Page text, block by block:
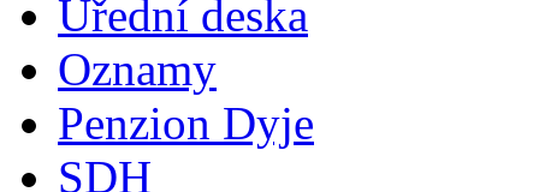
Úřední deska
Oznamy
Penzion Dyje
SDH